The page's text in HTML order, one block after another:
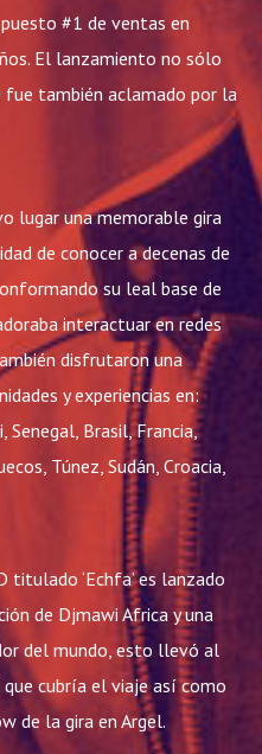
#1 de ventas en
El lanzamiento no sólo
también aclamado por la
lugar una memorable gira
de conocer a decenas de
su leal base de
interactuar en redes
disfrutaron una
y experiencias en:
Senegal, Brasil, Francia,
Túnez, Sudán, Croacia,
titulado ‘Echfa’ es lanzado
de Djmawi Africa y una
del mundo, esto llevó al
cubría el viaje así como
de la gira en Argel.